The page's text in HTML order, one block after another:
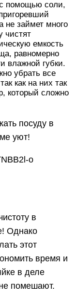
помощью соли,
не займет много
чистят
емкость
равномерно
влажной губки.
убрать все
как на них так
который сложно
посуду в
уют!
o
в
Однако
этот
время и
в деле
помешают.